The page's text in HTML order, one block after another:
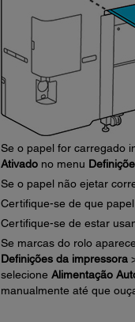
Se o papel for carregado
Ativadono menu
Se o papel não ejetar
Certifique-se de que
Certifique-se de estar
Se marcas do rolo
Definições da impressora
selecione Alimentação
manualmente até que